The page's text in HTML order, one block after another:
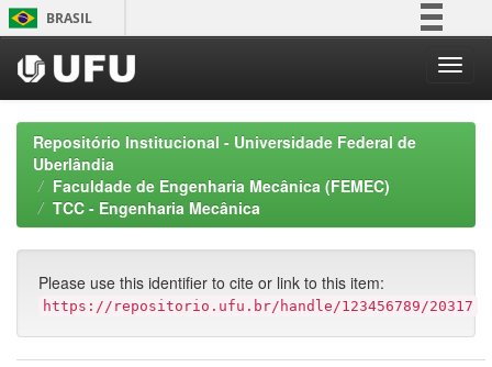
Skip
navigation
BRASIL
Participe
Acesso à informação
Legislação
Repositório Institucional - Universidade Federal de
Uberlândia
Faculdade de Engenharia Mecânica (FEMEC)
TCC - Engenharia Mecânica
Please use this identifier to cite or link to this item:
https://repositorio.ufu.br/handle/123456789/20317